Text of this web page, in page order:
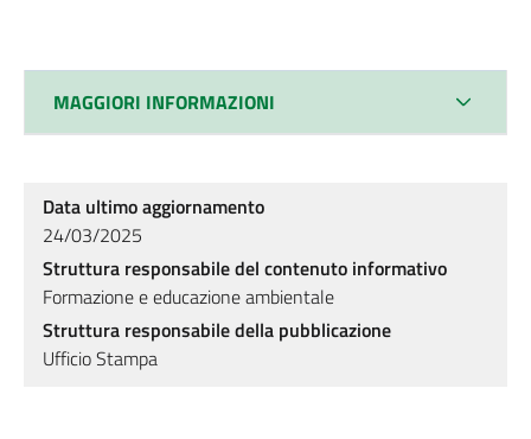
MAGGIORI INFORMAZIONI
Data ultimo aggiornamento
24/03/2025
Struttura responsabile del contenuto informativo
Formazione e educazione ambientale
Struttura responsabile della pubblicazione
Ufficio Stampa